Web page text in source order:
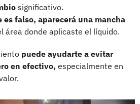
significativo.
falso, aparecerá una mancha
área donde aplicaste el líquido.
puede ayudarte a evitar
en efectivo, especialmente en